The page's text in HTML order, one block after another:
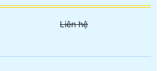
Liên hệ